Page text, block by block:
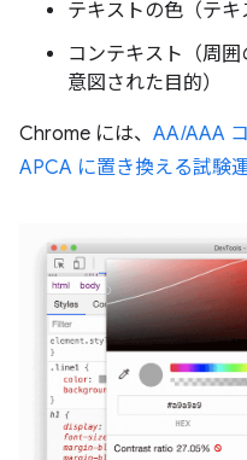
テキストの色（テキ
コンテキスト（周
意図された目的）
Chrome には、 AA/AAA
APCA に置き換える試験